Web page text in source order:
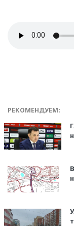
РЕКОМЕНДУЕМ: